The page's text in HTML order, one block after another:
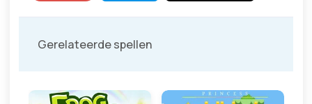
Gerelateerde spellen